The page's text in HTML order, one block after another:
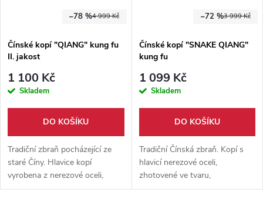
4 999 Kč
–78 %
Čínské kopí "QIANG" kung fu
II. jakost
1 100 Kč
Skladem
DO KOŠÍKU
Tradiční zbraň pocházející ze
staré Číny. Hlavice kopí
vyrobena z nerezové oceli,
lakovaná násada z pevného
3 999 Kč
–72 %
Čínské kopí "SNAKE QIANG"
kung fu
1 099 Kč
Skladem
DO KOŠÍKU
Tradiční Čínská zbraň. Kopí s
hlavicí nerezové oceli,
zhotovené ve tvaru,
připomínající zvlněného hada.